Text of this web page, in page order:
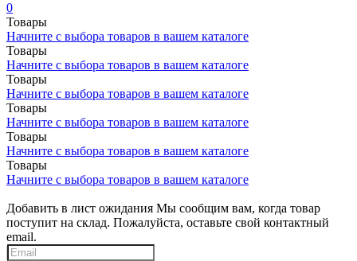
0
Товары
Начните с выбора товаров в вашем каталоге
Товары
Начните с выбора товаров в вашем каталоге
Товары
Начните с выбора товаров в вашем каталоге
Товары
Начните с выбора товаров в вашем каталоге
Товары
Начните с выбора товаров в вашем каталоге
Товары
Начните с выбора товаров в вашем каталоге
Добавить в лист ожидания Мы сообщим вам, когда товар
поступит на склад. Пожалуйста, оставьте свой контактный
email.